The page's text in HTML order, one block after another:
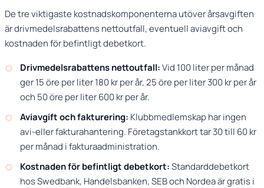
De tre viktigaste kostnadskomponenterna utöver årsavgiften
är drivmedelsrabattens nettoutfall, eventuell aviavgift och
kostnaden för befintligt debetkort.
Drivmedelsrabattens nettoutfall:Vid 100 liter per månad
ger 15 öre per liter 180 kr per år, 25 öre per liter 300 kr per år
och 50 öre per liter 600 kr per år.
Aviavgift och fakturering: Klubbmedlemskap har ingen
avi-eller fakturahantering. Företagstankkort tar 30 till 60 kr
per månad i fakturaadministration.
Kostnaden för befintligt debetkort:Standarddebetkort
hos Swedbank, Handelsbanken, SEB och Nordea är gratis i